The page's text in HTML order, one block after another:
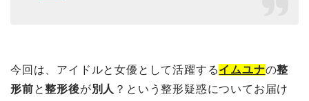
今回は、アイドルと女優として活躍するイムユナの整
形前と整形後が別人 ？という整形疑惑についてお届け